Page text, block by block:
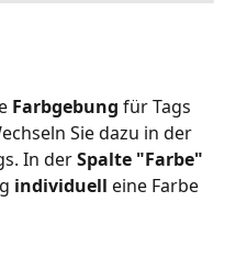
Farbgebung für Tags
Sie dazu in der
In der Spalte "Farbe"
individuell eine Farbe